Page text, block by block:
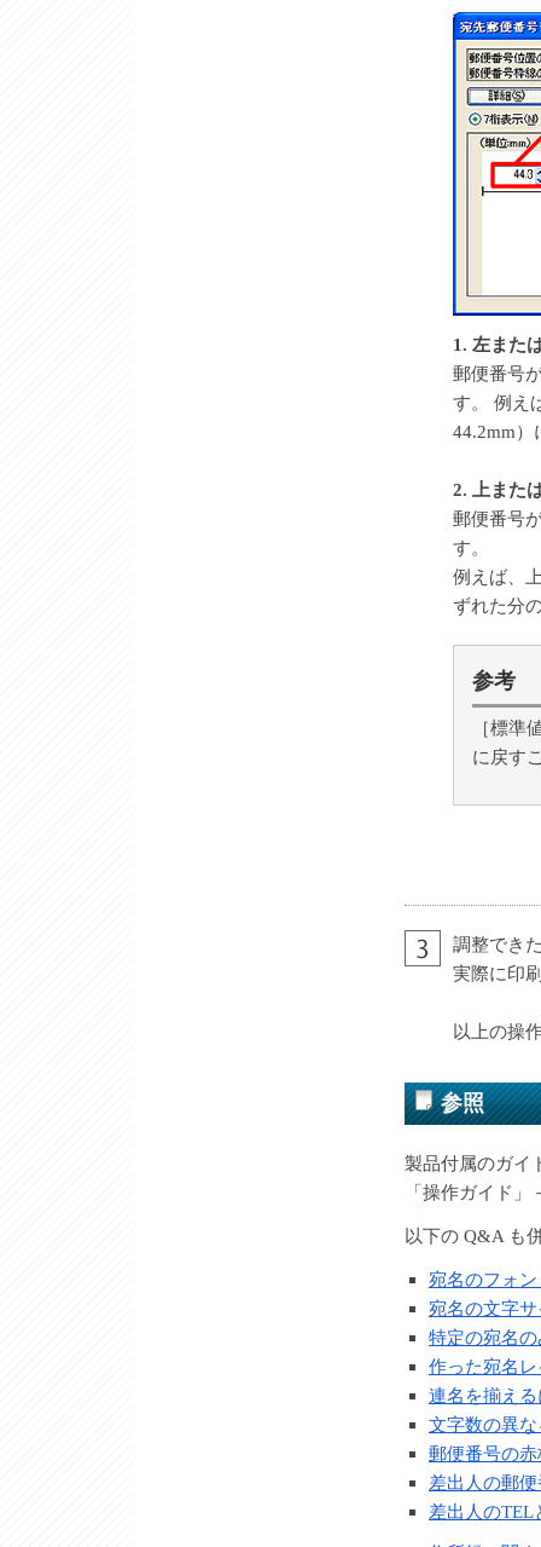
1. 左また
郵便番号
す。 例え
44.2mm）
2. 上また
郵便番号
す。
例えば、
ずれた分
参考
［標準
に戻す
調整でき
実際に印
以上の操
参照
製品付属のガイ
「操作ガイド
以下の Q&A も
宛名のフォ
宛名の文字
特定の宛名
作った宛名
連名を揃え
文字数の異
郵便番号の
差出人の郵
差出人のTEL